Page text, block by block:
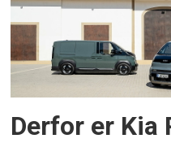
Derfor er Kia